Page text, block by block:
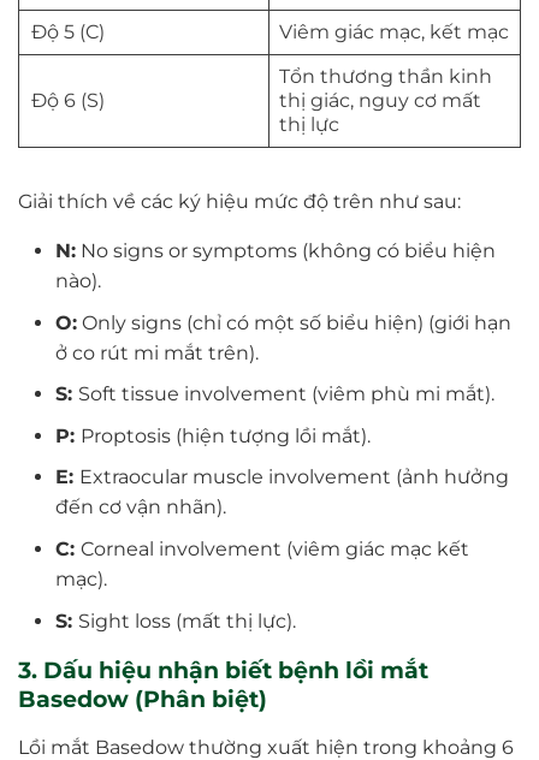
Độ 5 (C)
Viêm giác mạc, kết mạc
Độ 6 (S)
Tổn thương thần kinh
thị giác, nguy cơ mất
thị lực
Giải thích về các ký hiệu mức độ trên như sau:
N:No signs or symptoms (không có biểu hiện
nào).
O:Only signs (chỉ có một số biểu hiện) (giới hạn
ở co rút mi mắt trên).
S: Soft tissue involvement (viêm phù mi mắt).
P: Proptosis (hiện tượng lồi mắt).
E: Extraocular muscle involvement (ảnh hưởng
đến cơ vận nhãn).
C: Corneal involvement (viêm giác mạc kết
mạc).
S: Sight loss (mất thị lực).
3. Dấu hiệu nhận biết bệnh lồi mắt
Basedow (Phân biệt)
Lồi mắt Basedow thường xuất hiện trong khoảng 6